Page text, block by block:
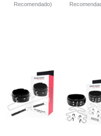
Recomendado)